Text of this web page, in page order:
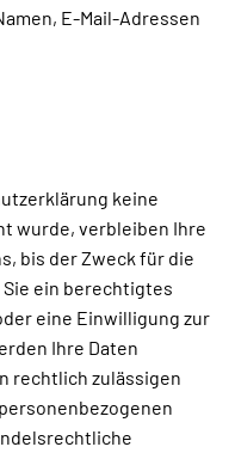
E-Mail-Adressen
keine
wurde, verbleiben Ihre
bis der Zweck für die
ein berechtigtes
eine Einwilligung zur
Ihre Daten
rechtlich zulässigen